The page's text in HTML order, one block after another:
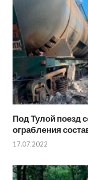
Под Тулой поезд
ограбления
17.07.2022